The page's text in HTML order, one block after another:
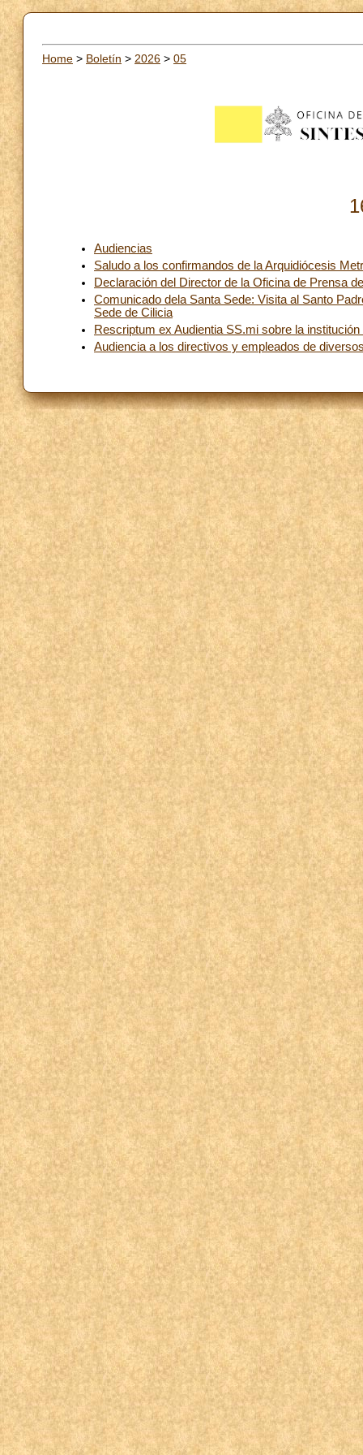
Home > Boletín > 2026 > 05
Audiencias
Saludo a los confirmandos de la Arquidiócesis
Declaración del Director de la Oficina de Prensa
Comunicado dela Santa Sede: Visita al Santo
Sede de Cilicia
Rescriptum ex Audientia SS.mi sobre la
Audiencia a los directivos y empleados de